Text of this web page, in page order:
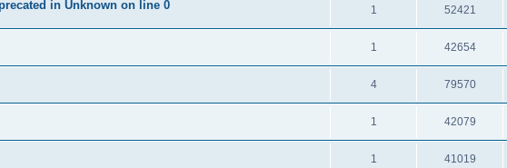
in Unknown on line 0 1 52421
1 42654
4 79570
1 42079
1 41019